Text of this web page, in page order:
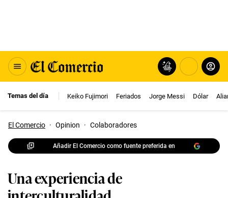
Temas del día Keiko Fujimori Feriados Jorge Messi Dólar
El Comercio · Opinion · Colaboradores
Añadir El Comercio como fuente preferida en
Una experiencia de